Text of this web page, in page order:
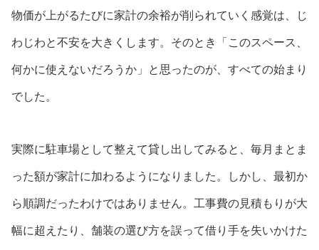
物価が上がるたびに家計の余裕が削られていく感覚は、じ
わじわと不安を大きくします。そのとき「このスペース、
何かに使えないだろうか」と思ったのが、すべての始まり
でした。
実際に駐車場として整えて貸し出してみると、毎月まとま
った額が家計に加わるようになりました。しかし、最初か
ら順調だったわけではありません。工事費の見積もりが大
幅に超えたり、舗装の選び方を誤って借り手を失いかけた